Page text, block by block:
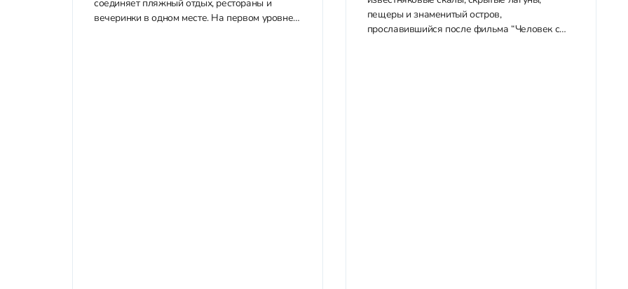
соединяет пляжный отдых, рестораны и
вечеринки в одном месте. На первом уровне
пещеры и знаменитый остров,
прославившийся после фильма “Человек с